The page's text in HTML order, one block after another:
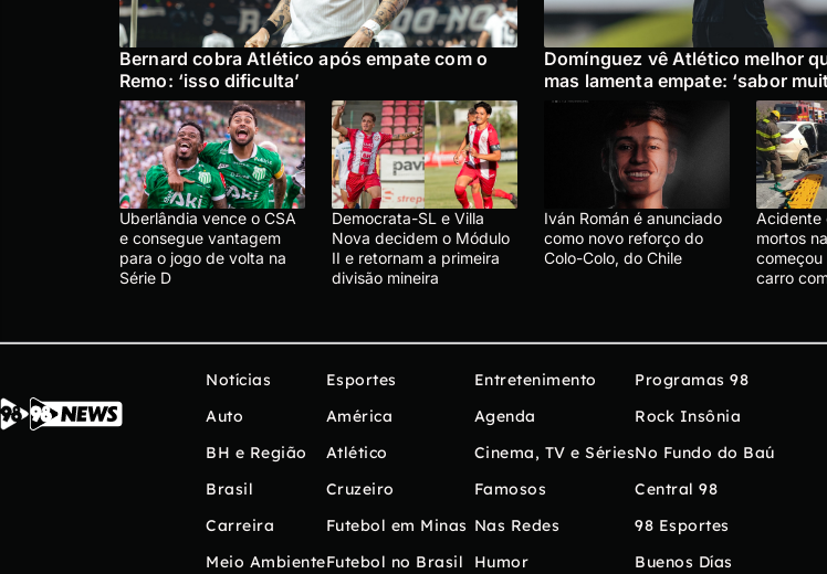
Bernard cobra Atlético após empate com o
Remo: ‘isso dificulta’
Domínguez vê Atlético melhor
mas lamenta empate: ‘sabor
Uberlândia vence o CSA
e consegue vantagem
para o jogo de volta na
Série D
Democrata-SL e Villa
Nova decidem o Módulo
II e retornam a primeira
divisão mineira
Iván Román é anunciado
como novo reforço do
Colo-Colo, do Chile
Acidente
mortos
carro
Notícias
Auto
BH e Região
Brasil
Carreira
Meio Ambiente
Esportes
América
Atlético
Cruzeiro
Futebol em Minas
Futebol no Brasil
Entretenimento
Agenda
Cinema, TV e Séries
Famosos
Nas Redes
Humor
Programas 98
Rock Insônia
No Fundo do Baú
Central 98
98 Esportes
Buenos Días